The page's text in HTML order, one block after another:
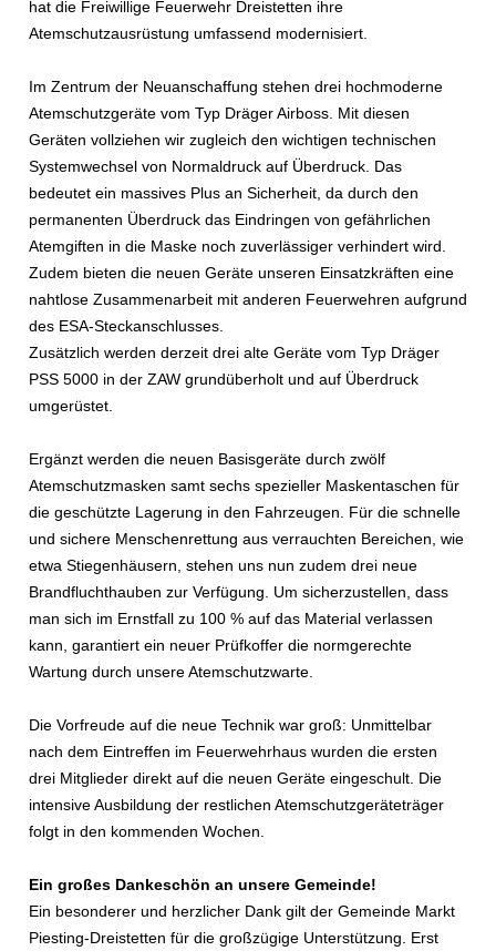
hat die Freiwillige Feuerwehr Dreistetten ihre
Atemschutzausrüstung umfassend modernisiert.
Im Zentrum der Neuanschaffung stehen drei hochmoderne
Atemschutzgeräte vom Typ Dräger Airboss. Mit diesen
Geräten vollziehen wir zugleich den wichtigen technischen
Systemwechsel von Normaldruck auf Überdruck. Das
bedeutet ein massives Plus an Sicherheit, da durch den
permanenten Überdruck das Eindringen von gefährlichen
Atemgiften in die Maske noch zuverlässiger verhindert wird.
Zudem bieten die neuen Geräte unseren Einsatzkräften eine
nahtlose Zusammenarbeit mit anderen Feuerwehren aufgrund
des ESA-Steckanschlusses.
Zusätzlich werden derzeit drei alte Geräte vom Typ Dräger
PSS 5000 in der ZAW grundüberholt und auf Überdruck
umgerüstet.
Ergänzt werden die neuen Basisgeräte durch zwölf
Atemschutzmasken samt sechs spezieller Maskentaschen für
die geschützte Lagerung in den Fahrzeugen. Für die schnelle
und sichere Menschenrettung aus verrauchten Bereichen, wie
etwa Stiegenhäusern, stehen uns nun zudem drei neue
Brandfluchthauben zur Verfügung. Um sicherzustellen, dass
man sich im Ernstfall zu 100 % auf das Material verlassen
kann, garantiert ein neuer Prüfkoffer die normgerechte
Wartung durch unsere Atemschutzwarte.
Die Vorfreude auf die neue Technik war groß: Unmittelbar
nach dem Eintreffen im Feuerwehrhaus wurden die ersten
drei Mitglieder direkt auf die neuen Geräte eingeschult. Die
intensive Ausbildung der restlichen Atemschutzgeräteträger
folgt in den kommenden Wochen.
Ein großes Dankeschön an unsere Gemeinde!
Ein besonderer und herzlicher Dank gilt der Gemeinde Markt
Piesting-Dreistetten für die großzügige Unterstützung. Erst